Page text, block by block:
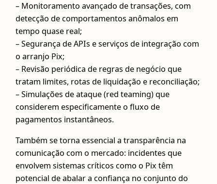
– Monitoramento avançado de transações, com
detecção de comportamentos anômalos em
tempo quase real;
– Segurança de APIs e serviços de integração com
o arranjo Pix;
– Revisão periódica de regras de negócio que
tratam limites, rotas de liquidação e reconciliação;
– Simulações de ataque (red teaming) que
considerem especificamente o fluxo de
pagamentos instantâneos.
Também se torna essencial a transparência na
comunicação com o mercado: incidentes que
envolvem sistemas críticos como o Pix têm
potencial de abalar a confiança no conjunto do